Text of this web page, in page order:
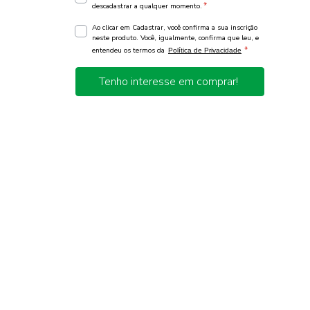
descadastrar a qualquer momento. *
Ao clicar em Cadastrar, você confirma a sua inscrição
neste produto. Você, igualmente, confirma que leu, e
entendeu os termos da Política de Privacidade *
Tenho interesse em comprar!